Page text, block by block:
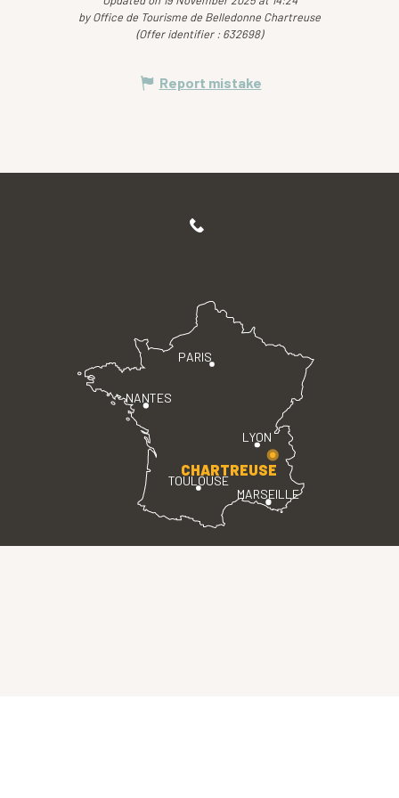
by Office de Tourisme de Belledonne Chartreuse
(Offer identifier : 632698)
Report mistake
PARIS
LYON
TOULOUSE
MARSEILLE
NANTES
CHARTREUSE